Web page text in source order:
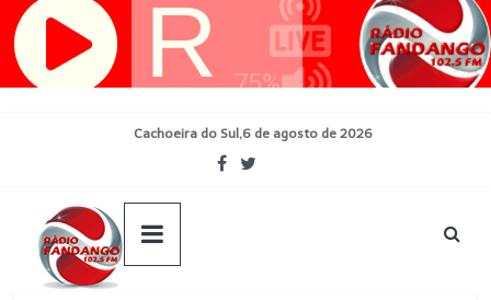
Pular
para
Cachoeira do Sul,6 de agosto de 2026